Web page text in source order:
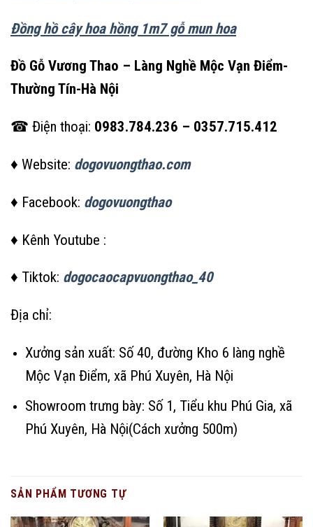
Đồng hồ cây hoa hồng 1m7 gỗ mun hoa
Đồ Gỗ Vương Thao – Làng Nghề Mộc Vạn Điểm-
Thường Tín-Hà Nội
☎ Điện thoại: 0983.784.236 – 0357.715.412
♦ Website: dogovuongthao.com
♦ Facebook: dogovuongthao
♦ Kênh Youtube :
♦ Tiktok: dogocaocapvuongthao_40
Địa chỉ:
Xưởng sản xuất: Số 40, đường Kho 6 làng nghề
Mộc Vạn Điểm, xã Phú Xuyên, Hà Nội
Showroom trưng bày: Số 1, Tiểu khu Phú Gia, xã
Phú Xuyên, Hà Nội(Cách xưởng 500m)
SẢN PHẨM TƯƠNG TỰ